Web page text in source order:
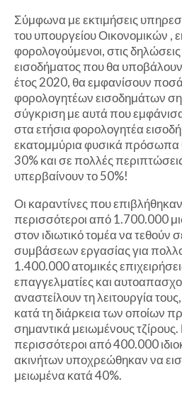
Σύμφωνα με εκτιμήσεις
του υπουργείου Οικονομικών ,
φορολογούμενοι, στις
εισοδήματος που θα
έτος 2020, θα εμφανίσουν
φορολογητέων εισοδημάτων
σύγκριση με αυτά που
στα ετήσια φορολογητέα
εκατομμύρια φυσικά πρόσωπα
30% και σε πολλές
υπερβαίνουν το 50%!
Οι καραντίνες που
περισσότεροι από 1.700.000
στον ιδιωτικό τομέα να τεθούν
συμβάσεων εργασίας για
1.400.000 ατομικές
επαγγελματίες και
αναστείλουν τη λειτουργία
κατά τη διάρκεια των οποίων
σημαντικά μειωμένους
περισσότεροι από 400.000
ακινήτων υποχρεώθηκαν να
μειωμένα κατά 40%.